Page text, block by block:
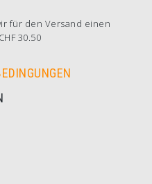
für den Versand einen
30.50